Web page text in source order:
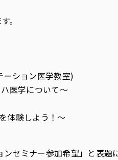
。
ション医学教室)
医学について〜
体験しよう！〜
ンセミナー参加希望」と表